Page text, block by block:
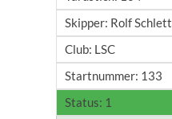
Rolf Schlett
LSC
133
1